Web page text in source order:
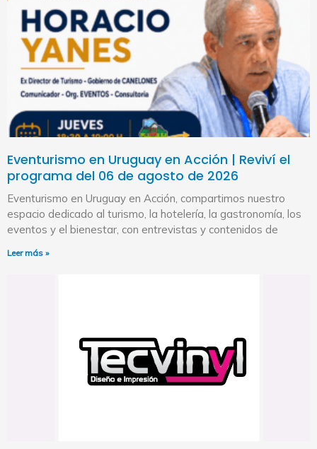
Eventurismo en Uruguay en Acción | Reviví el
programa del 06 de agosto de 2026
Eventurismo en Uruguay en Acción, compartimos nuestro
espacio dedicado al turismo, la hotelería, la gastronomía, los
eventos y el bienestar, con entrevistas y contenidos de
Leer más »